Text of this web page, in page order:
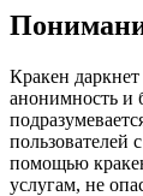
Кракен
анонимность и
пользователей
помощью
услугам, не